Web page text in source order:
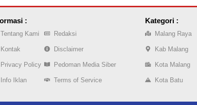
:
Tentang Kami
Kontak
Privacy Policy
Info Iklan
Redaksi
Disclaimer
Pedoman Media Siber
Terms of Service
Kategori :
Malang Raya
Kab Malang
Kota Malang
Kota Batu